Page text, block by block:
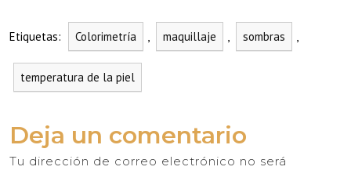
Etiquetas: Colorimetría , maquillaje , sombras ,
temperatura de la piel
Deja un comentario
Tu dirección de correo electrónico no será